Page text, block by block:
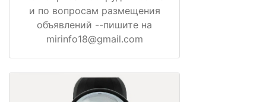
и по вопросам размещения
объявлений --пишите на
mirinfo18@gmail.com